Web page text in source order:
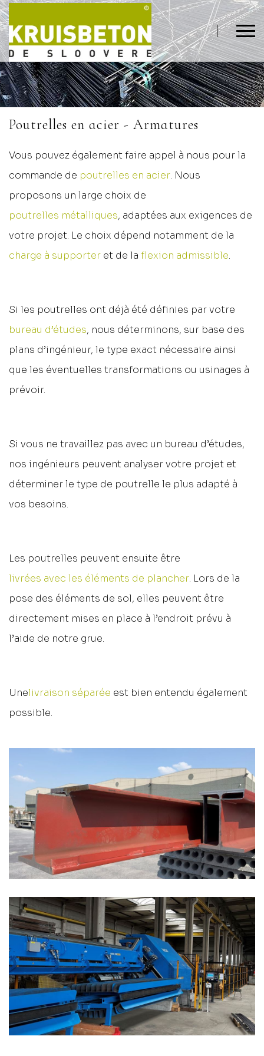
Poutrelles en acier - Armatures
Vous pouvez également faire appel à nous pour la
commande de poutrelles en acier. Nous
proposons un large choix de
poutrelles métalliques, adaptées aux exigences de
votre projet. Le choix dépend notamment de la
charge à supporter et de la flexion admissible.
Si les poutrelles ont déjà été définies par votre
bureau d’études, nous déterminons, sur base des
plans d’ingénieur, le type exact nécessaire ainsi
que les éventuelles transformations ou usinages à
prévoir.
Si vous ne travaillez pas avec un bureau d’études,
nos ingénieurs peuvent analyser votre projet et
déterminer le type de poutrelle le plus adapté à
vos besoins.
Les poutrelles peuvent ensuite être
livrées avec les éléments de plancher. Lors de la
pose des éléments de sol, elles peuvent être
directement mises en place à l’endroit prévu à
l’aide de notre grue.
Unelivraison séparée est bien entendu également
possible.